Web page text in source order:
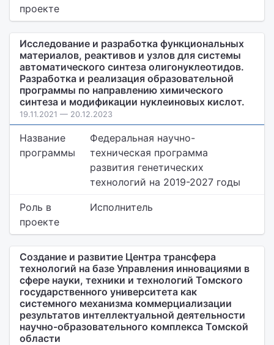
проекте
Исследование и разработка функциональных
материалов, реактивов и узлов для системы
автоматического синтеза олигонуклеотидов.
Разработка и реализация образовательной
программы по направлению химического
синтеза и модификации нуклеиновых кислот.
19.11.2021 — 20.12.2023
Название
программы
Федеральная научно-
техническая программа
развития генетических
технологий на 2019-2027 годы
Роль в
проекте
Исполнитель
Создание и развитие Центра трансфера
технологий на базе Управления инновациями в
сфере науки, техники и технологий Томского
государственного университета как
системного механизма коммерциализации
результатов интеллектуальной деятельности
научно-образовательного комплекса Томской
области